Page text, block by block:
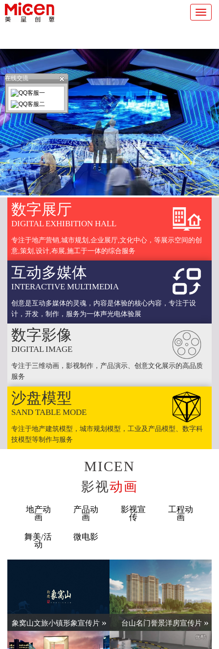
切
换
数字展厅
DIGITAL EXHIBITION HALL
专注于地产营销,城市规划,企业展厅,文化中心，等展示空间的创
意,策划,设计,布展,施工于一体的综合服务
互动多媒体
INTERACTIVE MULTIMEDIA
创意是互动多媒体的灵魂，内容是体验的核心内容，专注于设
计，开发，制作，服务为一体声光电体验展
数字影像
DIGITAL IMAGE
专注于三维动画，影视制作，产品演示、创意文化展示的高品质
服务
沙盘模型
SAND TABLE MODE
专注于地产建筑模型，城市规划模型，工业及产品模型、数字科
技模型等制作与服务
MICEN
影视动画
地产动
画
产品动
画
影视宣
传
工程动
画
舞美/活
动
微电影
象窝山文旅小镇形象宣传片 » 台山名门誉景洋房宣传片 »
在线交流